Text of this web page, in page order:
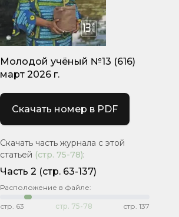
Молодой учёный №13 (616)
март 2026 г.
Скачать номер в PDF
Скачать часть журнала с этой
статьей (стр. 75-78):
Часть 2 (стр. 63-137)
Расположение в файле:
стр. 63 стр. 75-78 стр. 137